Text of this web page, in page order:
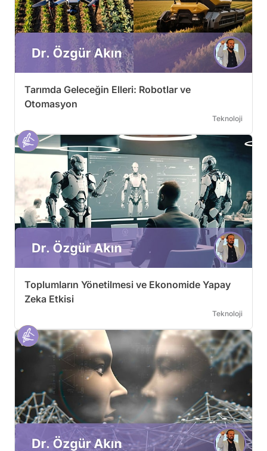
Tarımda Geleceğin Elleri: Robotlar ve
Otomasyon
Teknoloji
Toplumların Yönetilmesi ve Ekonomide Yapay
Zeka Etkisi
Teknoloji